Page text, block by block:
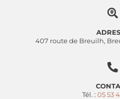
407 route de Breuilh,
Tél. : 05 53